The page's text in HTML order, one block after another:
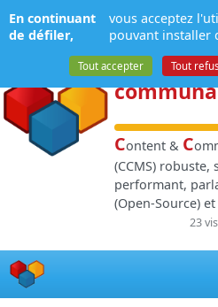
NPDS:
contenu
Content & C
(CCMS) robuste,
performant,
(Open-Source)
23
Panneau de gestion des cookies
En continuant
de défiler,
vous acceptez
pouvant installer
Tout accepter Tout